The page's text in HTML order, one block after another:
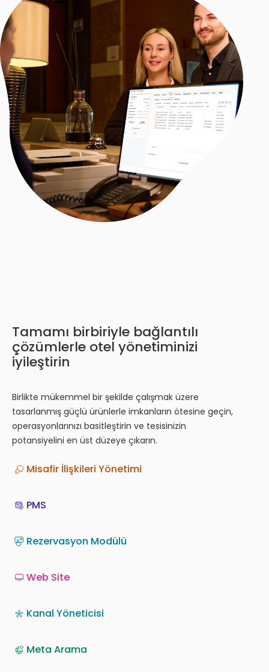
Tamamı birbiriyle bağlantılı
çözümlerle otel yönetiminizi
iyileştirin
Birlikte mükemmel bir şekilde çalışmak üzere
tasarlanmış güçlü ürünlerle imkanların ötesine geçin,
operasyonlarınızı basitleştirin ve tesisinizin
potansiyelini en üst düzeye çıkarın.
Misafir İlişkileri Yönetimi
PMS
Rezervasyon Modülü
Web Site
Kanal Yöneticisi
Meta Arama